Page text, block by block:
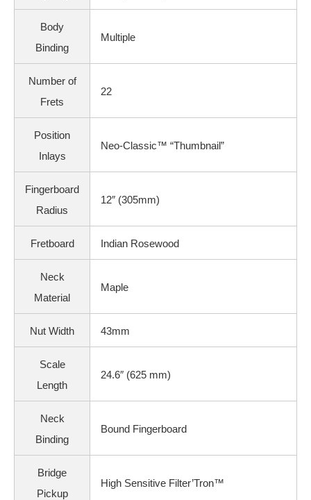
Body
Binding
Multiple
Number of
Frets
22
Position
Inlays
Neo-Classic™ “Thumbnail”
Fingerboard
Radius
12″ (305mm)
Fretboard Indian Rosewood
Neck
Material
Maple
Nut Width 43mm
Scale
Length
24.6″ (625 mm)
Neck
Binding
Bound Fingerboard
Bridge
Pickup
High Sensitive Filter’Tron™